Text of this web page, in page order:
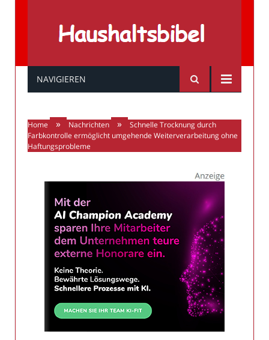
Haushaltsbibel
NAVIGIEREN
Home » Nachrichten »
Schnelle Trocknung durch
Farbkontrolle ermöglicht umgehende Weiterverarbeitung ohne
Haftungsprobleme